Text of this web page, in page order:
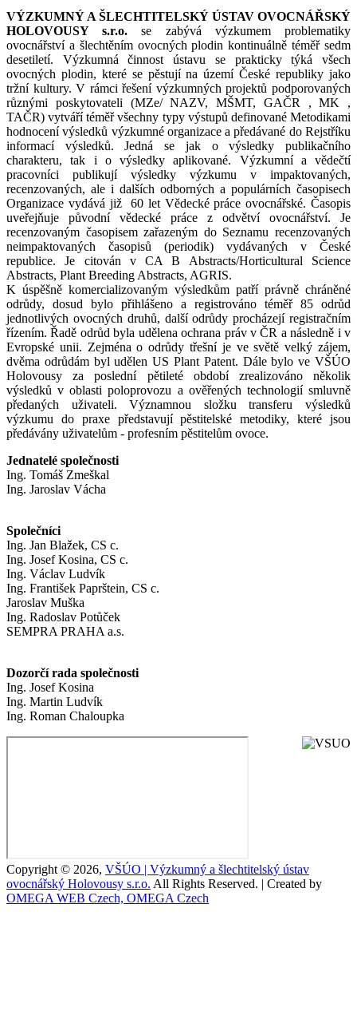
VÝZKUMNÝ A ŠLECHTITELSKÝ ÚSTAV OVOCNÁŘSKÝ
HOLOVOUSY s.r.o.se zabývá výzkumem problematiky
ovocnářství a šlechtěním ovocných plodin kontinuálně téměř sedm
desetiletí. Výzkumná činnost ústavu se prakticky týká všech
ovocných plodin, které se pěstují na území České republiky jako
tržní kultury. V rámci řešení výzkumných projektů podporovaných
různými poskytovateli (MZe/ NAZV, MŠMT, GAČR , MK ,
TAČR) vytváří téměř všechny typy výstupů definované Metodikami
hodnocení výsledků výzkumné organizace a předávané do Rejstříku
informací výsledků. Jedná se jak o výsledky publikačního
charakteru, tak i o výsledky aplikované. Výzkumní a vědečtí
pracovníci publikují výsledky výzkumu v impaktovaných,
recenzovaných, ale i dalších odborných a populárních časopisech
Organizace vydává již 60 let Vědecké práce ovocnářské. Časopis
uveřejňuje původní vědecké práce z odvětví ovocnářství. Je
recenzovaným časopisem zařazeným do Seznamu recenzovaných
neimpaktovaných časopisů (periodik) vydávaných v České
republice. Je citován v CA B Abstracts/Horticultural Science
Abstracts, Plant Breeding Abstracts, AGRIS.
K úspěšně komercializovaným výsledkům patří právně chráněné
odrůdy, dosud bylo přihlášeno a registrováno téměř 85 odrůd
jednotlivých ovocných druhů, další odrůdy procházejí registračním
řízením. Řadě odrůd byla udělena ochrana práv v ČR a následně i v
Evropské unii. Zejména o odrůdy třešní je ve světě velký zájem,
dvěma odrůdám byl udělen US Plant Patent. Dále bylo ve VŠÚO
Holovousy za poslední pětileté období zrealizováno několik
výsledků v oblasti poloprovozu a ověřených technologií smluvně
předaných uživateli. Významnou složku transferu výsledků
výzkumu do praxe představují pěstitelské metodiky, které jsou
předávány uživatelům - profesním pěstitelům ovoce.
Jednatelé společnosti
Ing. Tomáš Zmeškal
Ing. Jaroslav Vácha
Společníci
Ing. Jan Blažek, CS c.
Ing. Josef Kosina, CS c.
Ing. Václav Ludvík
Ing. František Paprštein, CS c.
Jaroslav Muška
Ing. Radoslav Potůček
SEMPRA PRAHA a.s.
Dozorčí rada společnosti
Ing. Josef Kosina
Ing. Martin Ludvík
Ing. Roman Chaloupka
Copyright © 2026, VŠÚO | Výzkumný a šlechtitelský ústav
ovocnářský Holovousy s.r.o. All Rights Reserved. | Created by
OMEGA WEB Czech, OMEGA Czech